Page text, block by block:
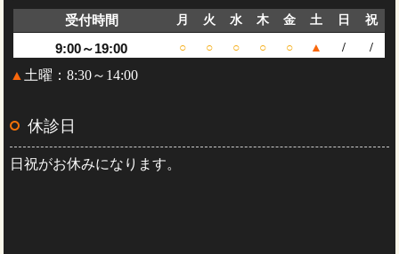
受付時間 月 火 水 木 金 土 日 祝
9:00～19:00 ○ ○ ○ ○ ○ ▲ / /
▲ 土曜：8:30～14:00
休診日
日祝がお休みになります。